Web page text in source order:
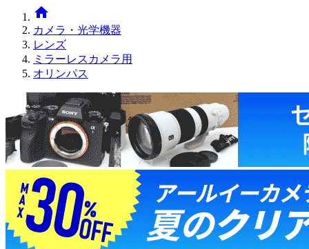
home
カメラ・光学機器
レンズ
ミラーレスカメラ用
オリンパス